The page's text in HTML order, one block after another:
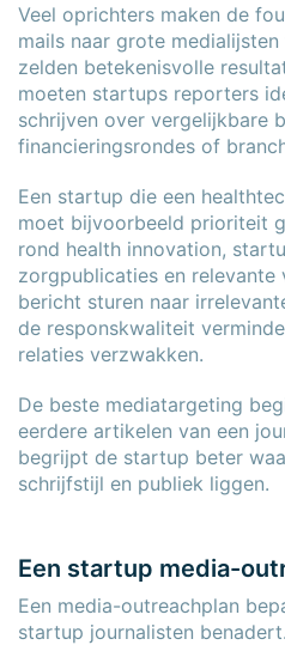
Veel oprichters maken de
mails naar grote
zelden betekenisvolle
moeten startups reporters
schrijven over vergelijkbare
financieringsrondes of
Een startup die een
moet bijvoorbeeld prioriteit
rond health innovation,
zorgpublicaties en relevante
bericht sturen naar
de responskwaliteit
relaties verzwakken.
De beste mediatargeting
eerdere artikelen van een
begrijpt de startup beter
schrijfstijl en publiek liggen.
Een startup media-
Een media-outreachplan
startup journalisten